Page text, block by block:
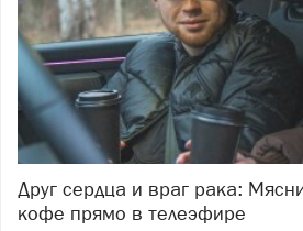
Друг сердца и враг рака: Мясников вступился за
кофе прямо в телеэфире